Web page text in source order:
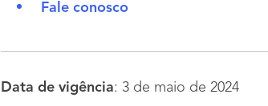
Fale conosco
Data de vigência: 3 de maio de 2024